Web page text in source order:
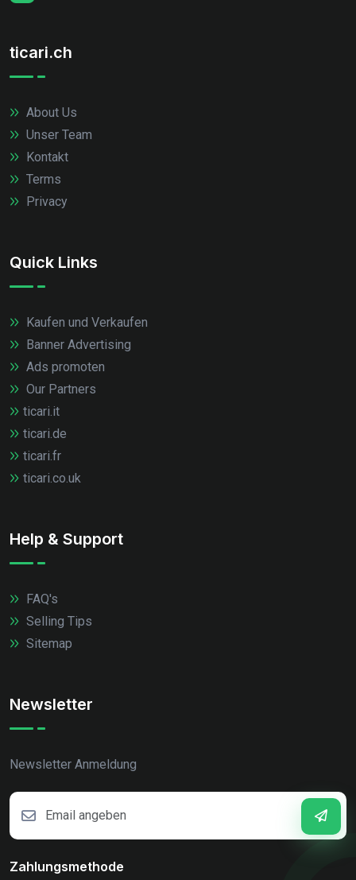
ticari.ch
About Us
Unser Team
Kontakt
Terms
Privacy
Quick Links
Kaufen und Verkaufen
Banner Advertising
Ads promoten
Our Partners
ticari.it
ticari.de
ticari.fr
ticari.co.uk
Help & Support
FAQ's
Selling Tips
Sitemap
Newsletter
Newsletter Anmeldung
Zahlungsmethode